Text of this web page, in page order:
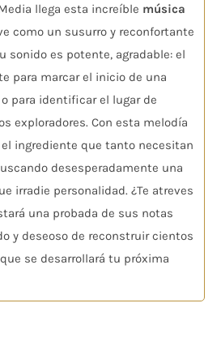
llega esta increíble música
como un susurro y reconfortante
sonido es potente, agradable: el
para marcar el inicio de una
para identificar el lugar de
exploradores. Con esta melodía
el ingrediente que tanto necesitan
desesperadamente una
irradie personalidad. ¿Te atreves
una probada de sus notas
y deseoso de reconstruir cientos
se desarrollará tu próxima